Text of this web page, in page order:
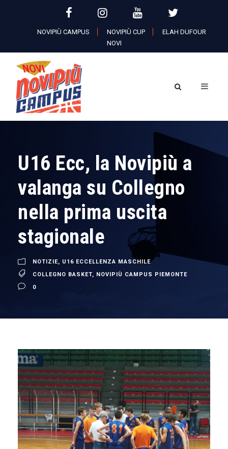
NOVIPIÙ CAMPUS NOVIPIÙ CUP
ELAH DUFOUR
NOVI
U16 Ecc, la Novipiù a
valanga su Collegno
nella prima uscita
stagionale
NOTIZIE, U16 ECCELLENZA MASCHILE
COLLEGNO BASKET, NOVIPIÙ CAMPUS PIEMONTE
0